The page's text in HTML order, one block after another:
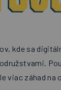
kde sa
viac záhad